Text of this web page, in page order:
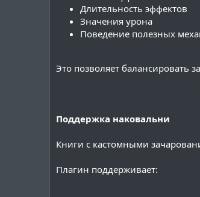
Длительность эффектов
Значения урона
Поведение полезных
Это позволяет балансировать
Поддержка наковальни
Книги с кастомными
Плагин поддерживает: